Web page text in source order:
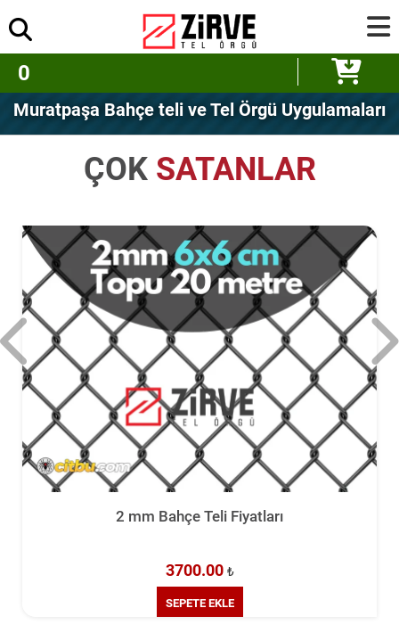
0
Muratpaşa Bahçe teli ve Tel Örgü Uygulamaları
ÇOK SATANLAR
2 mm Bahçe Teli Fiyatları